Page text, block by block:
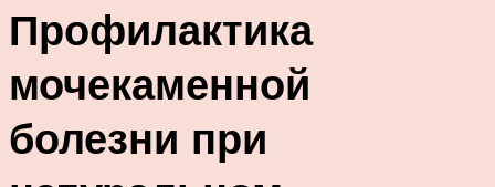
Профилактика
мочекаменной
болезни при